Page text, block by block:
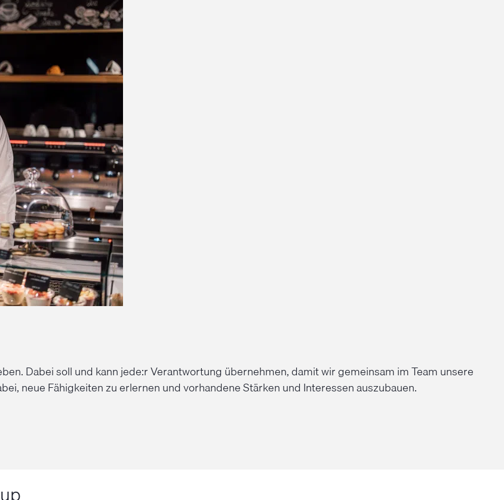
Dabei soll und kann jede:r Verantwortung übernehmen, damit wir gemeinsam im Team unsere
neue Fähigkeiten zu erlernen und vorhandene Stärken und Interessen auszubauen.